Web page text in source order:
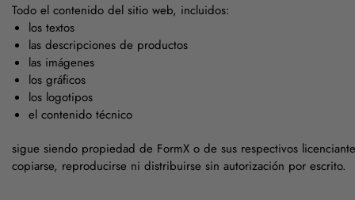
Todo el contenido del sitio web, incluidos:
los textos
las descripciones de productos
las imágenes
los gráficos
los logotipos
el contenido técnico
sigue siendo propiedad de FormX o de sus respectivos
copiarse, reproducirse ni distribuirse sin autorización por escrito.